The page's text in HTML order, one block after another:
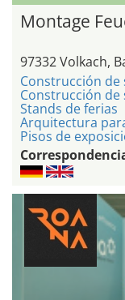
Montage
97332 Volkach,
Construcción de
Construcción de
Stands de ferias
Arquitectura
Pisos de